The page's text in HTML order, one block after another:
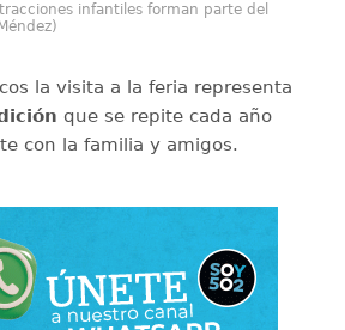
infantiles forman parte del
la visita a la feria representa
que se repite cada año
con la familia y amigos.